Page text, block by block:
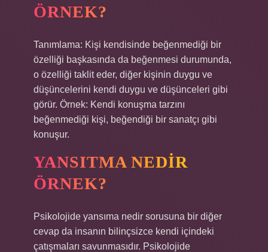
ÖRNEK?
Tanımlama: Kişi kendisinde beğenmediği bir
özelliği başkasında da beğenmesi durumunda,
o özelliği taklit eder, diğer kişinin duygu ve
düşüncelerini kendi duygu ve düşünceleri gibi
görür. Örnek: Kendi konuşma tarzını
beğenmediği kişi, beğendiği bir sanatçı gibi
konuşur.
YANSITMA NEDIR
ÖRNEK?
Psikolojide yansıma nedir sorusuna bir diğer
cevap da insanın bilinçsizce kendi içindeki
çatışmaları savunmasıdır. Psikolojide